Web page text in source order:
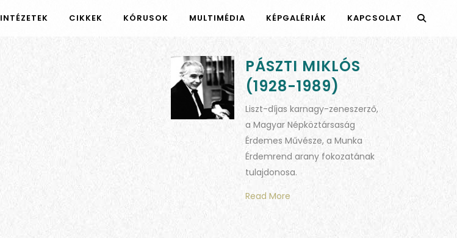
INTÉZETEK CIKKEK KÓRUSOK MULTIMÉDIA KÉPGALÉRIÁK KAPCSOLAT
PÁSZTI MIKLÓS
(1928-1989)
Liszt-díjas karnagy-zeneszerző,
a Magyar Népköztársaság
Érdemes Művésze, a Munka
Érdemrend arany fokozatának
tulajdonosa.
Read More